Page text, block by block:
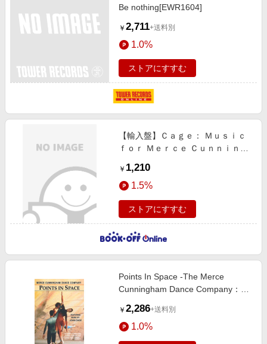
Be nothing[EWR1604]
￥ 2,711+送料別
1.0%
ストアにすすむ
【輸入盤】Ｃａｇｅ： Ｍｕｓｉｃ
ｆｏｒ Ｍｅｒｃｅ Ｃｕｎｎｉｎｇ
￥ 1,210
1.5%
ストアにすすむ
Points In Space -The Merce
Cunningham Dance Company：
J.Cage, Performance[D1245]
￥ 2,286+送料別
1.0%